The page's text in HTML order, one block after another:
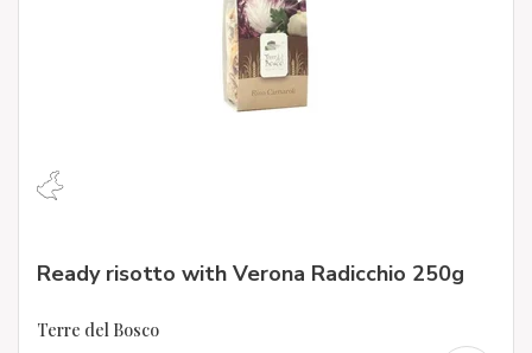
Ready risotto with Verona Radicchio 250g
Terre del Bosco